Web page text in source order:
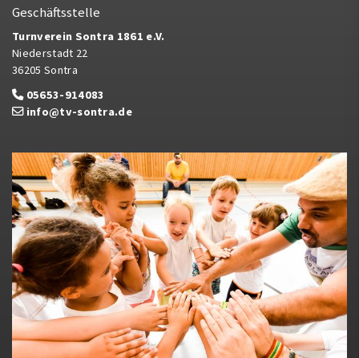
Geschäftsstelle
Turnverein Sontra 1861 e.V.
Niederstadt 22
36205 Sontra
05653-914083
info@tv-sontra.de